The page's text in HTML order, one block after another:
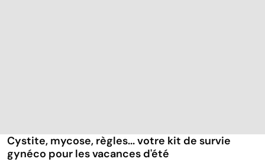
Cystite, mycose, règles... votre kit de survie
gynéco pour les vacances d'été